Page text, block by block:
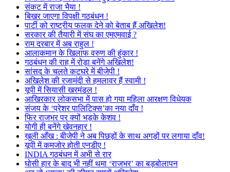
संकट में राजा भैया !
बिखर जाएगा विपक्षी गठबंधन !
पार्टी को राष्ट्रीय फलक देने को बेताब हैं अखिलेश!
सरकार की तैयारी में संघ का एमएमवाई ?
राम दरबार में अब राहुल !
आलाकमान के खिलाफ वरुण की हुंकार !
गठबंधन की राह में रोड़ा बनेंगे अखिलेश!
सांसद के चलते कटघरे में बीजेपी !
अखिलेश की रजामंदी से हमलावर हैं स्वामी !
यूपी में सियासी खरमंडल !
आखिरकार लोकसभा में पास हो गया महिला आरक्षण विधेयक
संजय के ‘प्रेशर पालिटिक्स’का नया दाँव !
फिर राजभर पर क्यों भड़के केशव !
योगी ही बनेंगे खेवनहार !
खुली आँख : बीजेपी ने अब पिछड़ों के साथ अगड़ों पर लगाया दाँव!
यूपी में कमजोर होती एनडीए !
INDIA गठबंधन में अभी से रार
घोसी हार के बाद भी नहीं थमा ‘राजभर’ का बड़बोलापन